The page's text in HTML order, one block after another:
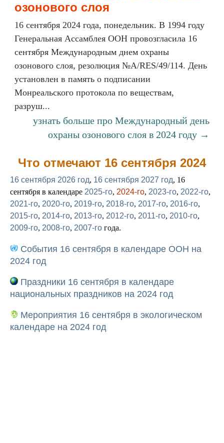
озонового слоя
16 сентября 2024 года, понедельник. В 1994 году
Генеральная Ассамблея ООН провозгласила 16
сентября Международным днем охраны
озонового слоя, резолюция №A/RES/49/114. День
установлен в память о подписании
Монреальского протокола по веществам,
разруш...
узнать больше про Международный день
охраны озонового слоя в 2024 году →
Что отмечают 16 сентября 2024
16 сентября 2026 год, 16 сентября 2027 год, 16
сентября в календаре 2025-го, 2024-го, 2023-го, 2022-го,
2021-го, 2020-го, 2019-го, 2018-го, 2017-го, 2016-го,
2015-го, 2014-го, 2013-го, 2012-го, 2011-го, 2010-го,
2009-го, 2008-го, 2007-го года.
События 16 сентября в календаре ООН на
2024 год
Праздники 16 сентября в календаре
национальных праздников на 2024 год
Мероприятия 16 сентября в экологическом
календаре на 2024 год